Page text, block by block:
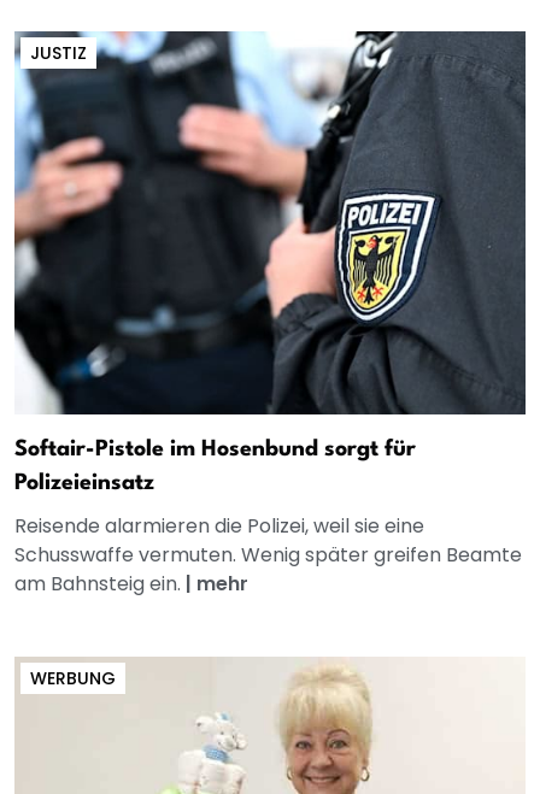
JUSTIZ
Softair-Pistole im Hosenbund sorgt für
Polizeieinsatz
Reisende alarmieren die Polizei, weil sie eine
Schusswaffe vermuten. Wenig später greifen Beamte
am Bahnsteig ein. | mehr
WERBUNG